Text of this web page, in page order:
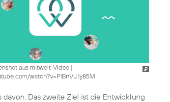
aus mitwelt-Video|
watch?v=PIBnVU1y85M
Das zweite Ziel ist die Entwicklung